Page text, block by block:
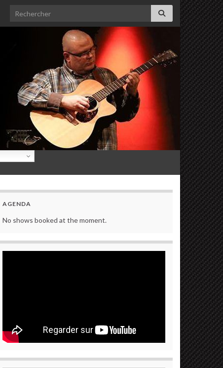
Search for:
AGENDA
No shows booked at the moment.